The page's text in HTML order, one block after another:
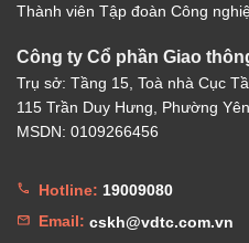
Thành viên Tập đoàn Công
Công ty Cổ phần Giao
Trụ sở: Tầng 15, Toà nhà Cục
115 Trần Duy Hưng, Phường
MSDN: 0109266456
Hotline: 19009080
Email: cskh@vdtc.com.vn